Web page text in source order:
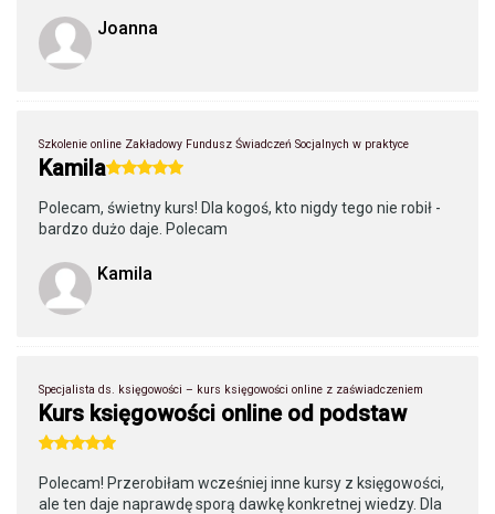
Joanna
Szkolenie online Zakładowy Fundusz Świadczeń Socjalnych w praktyce
Kamila
Polecam, świetny kurs! Dla kogoś, kto nigdy tego nie robił -
bardzo dużo daje. Polecam
Kamila
Specjalista ds. księgowości – kurs księgowości online z zaświadczeniem
Kurs księgowości online od podstaw
Polecam! Przerobiłam wcześniej inne kursy z księgowości,
ale ten daje naprawdę sporą dawkę konkretnej wiedzy. Dla